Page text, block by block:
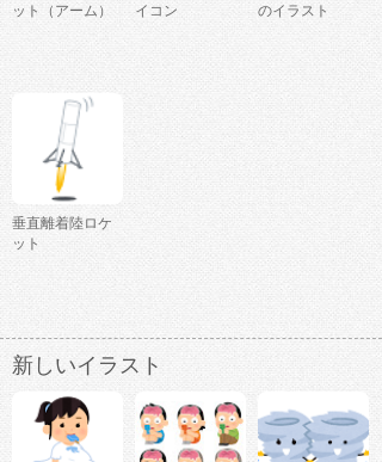
ット（アーム）
イコン
のイラスト
垂直離着陸ロケ
ット
新しいイラスト